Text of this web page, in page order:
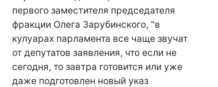
первого заместителя председателя
фракции Олега Зарубинского, "в
кулуарах парламента все чаще звучат
от депутатов заявления, что если не
сегодня, то завтра готовится или уже
даже подготовлен новый указ